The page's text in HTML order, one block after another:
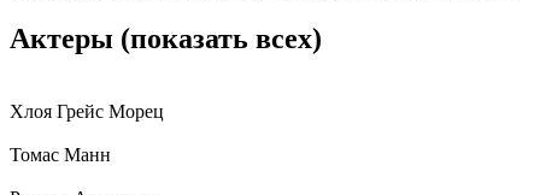
Актеры (показать всех)
Хлоя Грейс Морец
Томас Манн